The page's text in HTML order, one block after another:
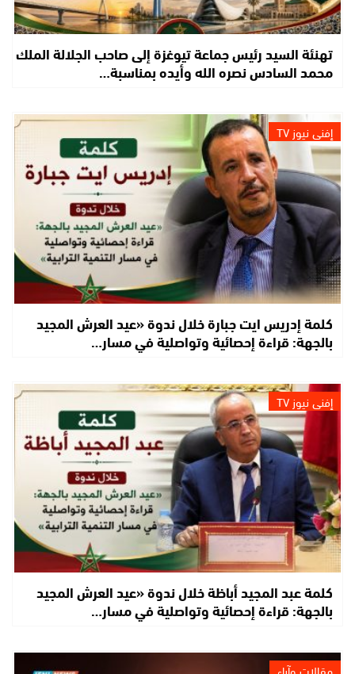
تهنئة السيد رئيس جماعة تيوغزة إلى صاحب الجلالة الملك
محمد السادس نصره الله وأيده بمناسبة…
إفني نيوز TV
كلمة إدريس ايت جبارة خلال ندوة «عيد العرش المجيد
بالجهة: قراءة إحصائية وتواصلية في مسار…
إفني نيوز TV
كلمة عبد المجيد أباظة خلال ندوة «عيد العرش المجيد
بالجهة: قراءة إحصائية وتواصلية في مسار…